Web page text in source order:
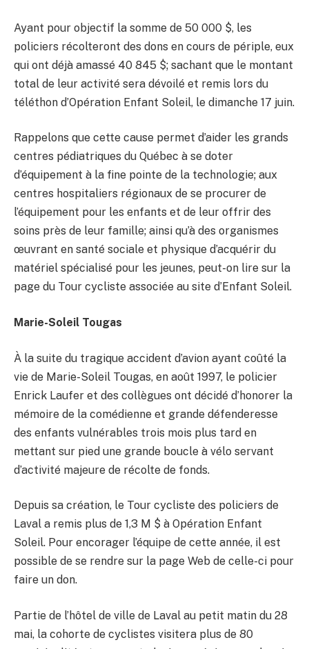
Ayant pour objectif la somme de 50 000 $, les
policiers récolteront des dons en cours de périple, eux
qui ont déjà amassé 40 845 $; sachant que le montant
total de leur activité sera dévoilé et remis lors du
téléthon d’Opération Enfant Soleil, le dimanche 17 juin.
Rappelons que cette cause permet d’aider les grands
centres pédiatriques du Québec à se doter
d’équipement à la fine pointe de la technologie; aux
centres hospitaliers régionaux de se procurer de
l’équipement pour les enfants et de leur offrir des
soins près de leur famille; ainsi qu’à des organismes
œuvrant en santé sociale et physique d’acquérir du
matériel spécialisé pour les jeunes, peut-on lire sur la
page du Tour cycliste associée au site d’Enfant Soleil.
Marie-Soleil Tougas
À la suite du tragique accident d’avion ayant coûté la
vie de Marie-Soleil Tougas, en août 1997, le policier
Enrick Laufer et des collègues ont décidé d’honorer la
mémoire de la comédienne et grande défenderesse
des enfants vulnérables trois mois plus tard en
mettant sur pied une grande boucle à vélo servant
d’activité majeure de récolte de fonds.
Depuis sa création, le Tour cycliste des policiers de
Laval a remis plus de 1,3 M $ à Opération Enfant
Soleil. Pour encorager l’équipe de cette année, il est
possible de se rendre sur la page Web de celle-ci pour
faire un don.
Partie de l’hôtel de ville de Laval au petit matin du 28
mai, la cohorte de cyclistes visitera plus de 80